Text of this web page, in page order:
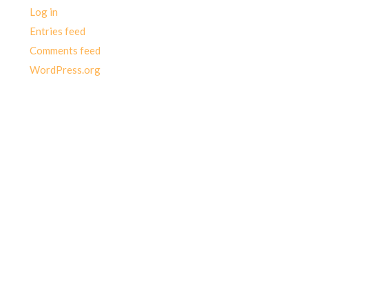
Log in
Entries feed
Comments feed
WordPress.org